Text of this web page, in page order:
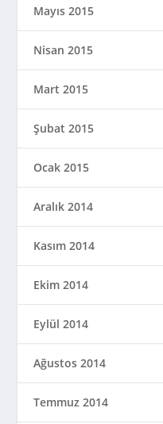
Mayıs 2015
Nisan 2015
Mart 2015
Şubat 2015
Ocak 2015
Aralık 2014
Kasım 2014
Ekim 2014
Eylül 2014
Ağustos 2014
Temmuz 2014